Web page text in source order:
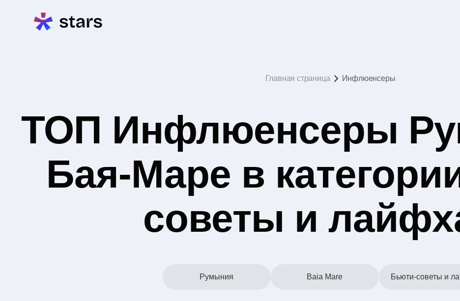
Главная страница Инфлюенсеры
ТОП Инфлюенсеры
Бая-Маре в
советы и
Румыния Baia Mare Бьюти-советы и